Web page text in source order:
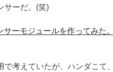
サーだ。(笑)
ーモジュールを作ってみた。
で考えていたが、ハンダこて